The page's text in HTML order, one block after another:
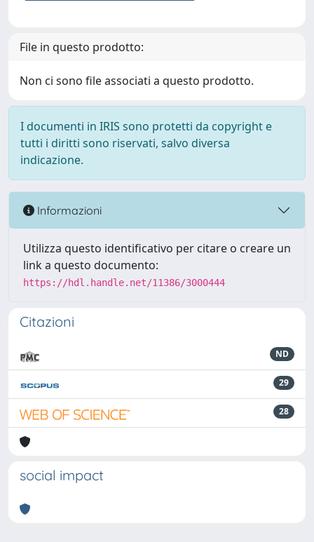
File in questo prodotto:
Non ci sono file associati a questo prodotto.
I documenti in IRIS sono protetti da copyright e
tutti i diritti sono riservati, salvo diversa
indicazione.
Informazioni
Utilizza questo identificativo per citare o creare un
link a questo documento:
https://hdl.handle.net/11386/3000444
Citazioni
ND
29
28
social impact